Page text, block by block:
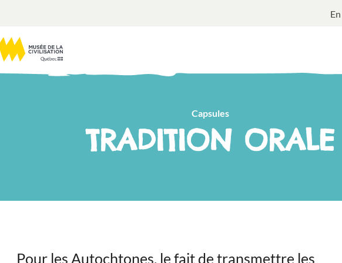
En
Capsules
TRADITION ORALE
Pour les Autochtones, le fait de transmettre les